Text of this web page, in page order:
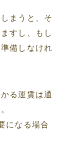
まうと、そ
すし、もし
備しなけれ
る運賃は通
になる場合